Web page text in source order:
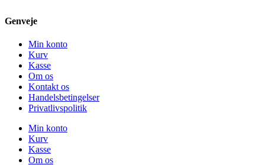
Genveje
Min konto
Kurv
Kasse
Om os
Kontakt os
Handelsbetingelser
Privatlivspolitik
Min konto
Kurv
Kasse
Om os